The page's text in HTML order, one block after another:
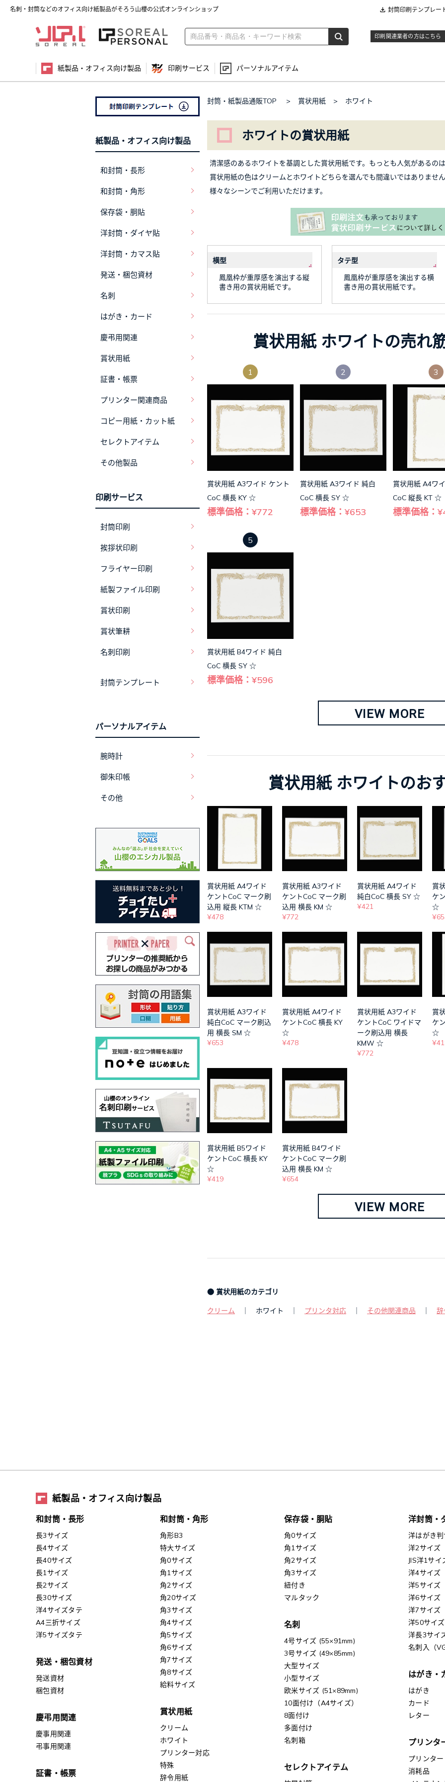
名刺・封筒などのオフィス向け紙製品がそろう山櫻の公式オンラインショップ 封筒印刷テンプレー
印刷関連業者の方はこちら
紙製品・オフィス向け製品 印刷サービス パーソナルアイテム
封筒・紙製品通販TOP > 賞状用紙 > ホワイト
ホワイトの賞状用紙
清潔感のあるホワイトを基調とした賞状用紙です。もっとも人気があるの
賞状用紙の色はクリームとホワイトどちらを選んでも間違いではありませ
様々なシーンでご利用いただけます。
横型
鳳凰枠が重厚感を演出する縦
書き用の賞状用紙です。
タテ型
鳳凰枠が重厚感を演出する横
書き用の賞状用紙です。
賞状用紙 ホワイトの売れ
1
賞状用紙 A3ワイド ケント
CoC 横長 KY ☆
標準価格：¥772
2
賞状用紙 A3ワイド 純白
CoC 横長 SY ☆
標準価格：¥653
3
賞状用紙 A4ワ
CoC 縦長 KT ☆
標準価格：
5
賞状用紙 B4ワイド 純白
CoC 横長 SY ☆
標準価格：¥596
VIEW MORE
賞状用紙 ホワイトのお
賞状用紙 A4ワイド
ケントCoC マーク刷
込用 縦長 KTM ☆
¥478
賞状用紙 A3ワイド
ケントCoC マーク刷
込用 横長 KM ☆
¥772
賞状用紙 A4ワイド
純白CoC 横長 SY ☆
¥421
賞
ケ
☆
賞状用紙 A3ワイド
純白CoC マーク刷込
用 横長 SM ☆
¥653
賞状用紙 A4ワイド
ケントCoC 横長 KY
☆
¥478
賞状用紙 A3ワイド
ケントCoC ワイドマ
ーク刷込用 横長
KMW ☆
¥772
賞
ケ
☆
賞状用紙 B5ワイド
ケントCoC 横長 KY
☆
¥419
賞状用紙 B4ワイド
ケントCoC マーク刷
込用 横長 KM ☆
¥654
VIEW MORE
● 賞状用紙のカテゴリ
クリーム ｜ ホワイト ｜ プリンタ対応 その他関連商品 辞
紙製品・オフィス向け製品
和封筒・長形
和封筒・角形
保存袋・胴貼
洋封筒・ダイヤ貼
洋封筒・カマス貼
発送・梱包資材
名刺
はがき・カード
慶弔用関連
賞状用紙
証書・帳票
プリンター関連商品
コピー用紙・カット紙
セレクトアイテム
その他製品
印刷サービス
封筒印刷
挨拶状印刷
フライヤー印刷
紙製ファイル印刷
賞状印刷
賞状筆耕
名刺印刷
封筒テンプレート
パーソナルアイテム
腕時計
御朱印帳
その他
紙製品・オフィス向け製品
和封筒・長形
長3サイズ
長4サイズ
長40サイズ
長1サイズ
長2サイズ
長30サイズ
洋4サイズタテ
A4三折サイズ
洋5サイズタテ
発送・梱包資材
発送資材
梱包資材
慶弔用関連
慶事用関連
弔事用関連
証書・帳票
和封筒・角形
角形B3
特大サイズ
角0サイズ
角1サイズ
角2サイズ
角20サイズ
角3サイズ
角4サイズ
角5サイズ
角6サイズ
角7サイズ
角8サイズ
給料サイズ
賞状用紙
クリーム
ホワイト
プリンター対応
特殊
辞令用紙
保存袋・胴貼
角0サイズ
角1サイズ
角2サイズ
角3サイズ
紐付き
マルタック
名刺
4号サイズ (55×91mm)
3号サイズ (49×85mm)
大型サイズ
小型サイズ
欧米サイズ (51×89mm)
10面付け（A4サイズ）
8面付け
多面付け
名刺箱
セレクトアイテム
洋封筒・
洋はがき
洋2サイズ
JIS洋1サイ
洋4サイズ
洋5サイズ
洋6サイズ
洋7サイズ
洋50サイズ
洋長3サイ
名刺入（
はがき・
はがき
カード
レター
プリンタ
プリンター
消耗品